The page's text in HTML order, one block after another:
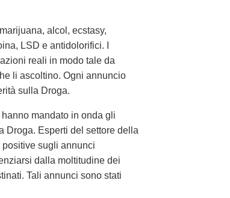
alcol, ecstasy,
LSD e antidolorifici. I
reali in modo tale da
li ascoltino. Ogni annuncio
sulla Droga.
mandato in onda gli
Droga. Esperti del settore della
sugli annunci
dalla moltitudine dei
Tali annunci sono stati